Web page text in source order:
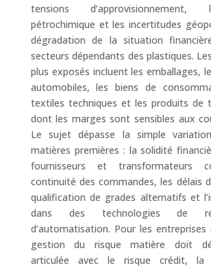
tensions
pétrochimique et les incertitudes
dégradation de la situation
secteurs dépendants des plastiques.
plus exposés incluent les emballages,
automobiles, les biens de
textiles techniques et les produits de
dont les marges sont sensibles aux
Le sujet dépasse la simple
matières premières : la solidité
fournisseurs et transformateurs
continuité des commandes, les délais
qualification de grades alternatifs et
dans des technologies de
d’automatisation. Pour les
gestion du risque matière doit
articulée avec le risque crédit, la